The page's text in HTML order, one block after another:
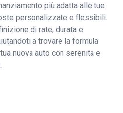
più adatta alle tue
personalizzate e flessibili.
di rate, durata e
a trovare la formula
nuova auto con serenità e